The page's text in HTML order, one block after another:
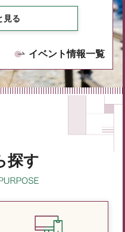
見る
イベント情報一覧
探す